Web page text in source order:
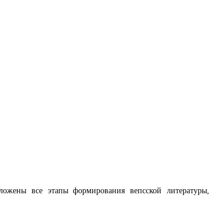
все этапы формирования вепсской литературы,